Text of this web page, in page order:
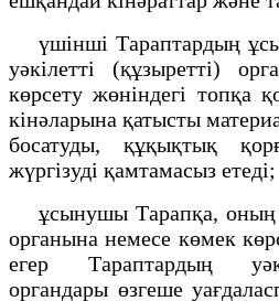
үшінші Тараптардың
уәкілетті (құзыретті)
көрсету жөніндегі топқа
кінәларына қатысты
босатуды, құқықтық
жүргізуді қамтамасыз етеді;
ұсынушы Тарапқа, оның
органына немесе көмек
егер Тараптардың
органдары өзгеше